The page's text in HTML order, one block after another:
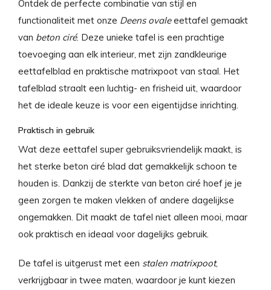
Ontdek de perfecte combinatie van stijl en
functionaliteit met onze Deens ovaleeettafel gemaakt
van beton ciré. Deze unieke tafel is een prachtige
toevoeging aan elk interieur, met zijn zandkleurige
eettafelblad en praktische matrixpoot van staal. Het
tafelblad straalt een luchtig- en frisheid uit, waardoor
het de ideale keuze is voor een eigentijdse inrichting.
Praktisch in gebruik
Wat deze eettafel super gebruiksvriendelijk maakt, is
het sterke beton ciré blad dat gemakkelijk schoon te
houden is. Dankzij de sterkte van beton ciré hoef je je
geen zorgen te maken vlekken of andere dagelijkse
ongemakken. Dit maakt de tafel niet alleen mooi, maar
ook praktisch en ideaal voor dagelijks gebruik.
De tafel is uitgerust met een stalen matrixpoot,
verkrijgbaar in twee maten, waardoor je kunt kiezen